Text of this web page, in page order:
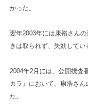
かった。
翌年2003年には康裕さん
きは取られず、失効してい
2004年2月には、公開捜査
カラ』において、康浩さ
た。